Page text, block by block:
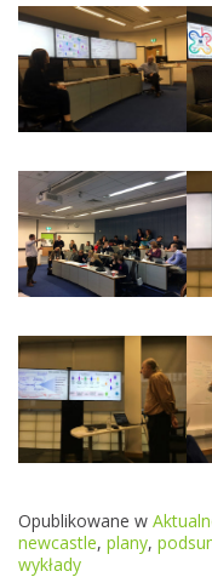
Opublikowane w
newcastle, plany,
wykłady